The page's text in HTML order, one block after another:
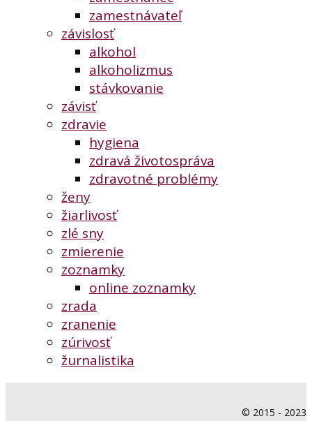
zamestnávateľ
závislosť
alkohol
alkoholizmus
stávkovanie
závisť
zdravie
hygiena
zdravá životospráva
zdravotné problémy
ženy
žiarlivosť
zlé sny
zmierenie
zoznamky
online zoznamky
zrada
zranenie
zúrivosť
žurnalistika
© 2015 - 2023